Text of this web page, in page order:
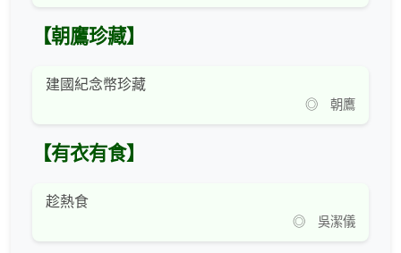
【朝鷹珍藏】
建國紀念幣珍藏
◎ 朝鷹
【有衣有食】
趁熱食
◎ 吳潔儀